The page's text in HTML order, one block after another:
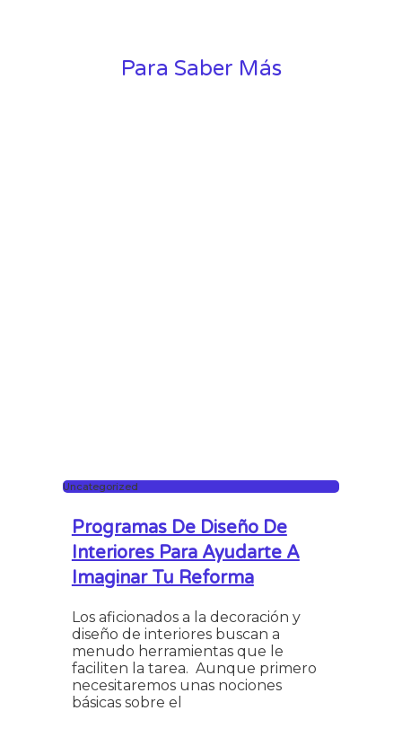
Para Saber Más
Uncategorized
Programas De Diseño De
Interiores Para Ayudarte A
Imaginar Tu Reforma
Los aficionados a la decoración y
diseño de interiores buscan a
menudo herramientas que le
faciliten la tarea. Aunque primero
necesitaremos unas nociones
básicas sobre el